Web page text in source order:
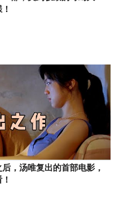
后，汤唯复出的首部电影，